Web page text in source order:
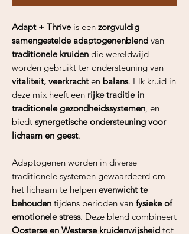
Adapt + Thriveis een zorgvuldig
samengestelde adaptogenenblend van
traditionele kruiden die wereldwijd
worden gebruikt ter ondersteuning van
vitaliteit, veerkrachten balans. Elk kruid in
deze mix heeft een rijke traditie in
traditionele gezondheidssystemen, en
biedt synergetische ondersteuning voor
lichaam en geest.
Adaptogenen worden in diverse
traditionele systemen gewaardeerd om
het lichaam te helpen evenwicht te
behouden tijdens perioden van fysieke of
emotionele stress. Deze blend combineert
Oosterse en Westerse kruidenwijsheid tot